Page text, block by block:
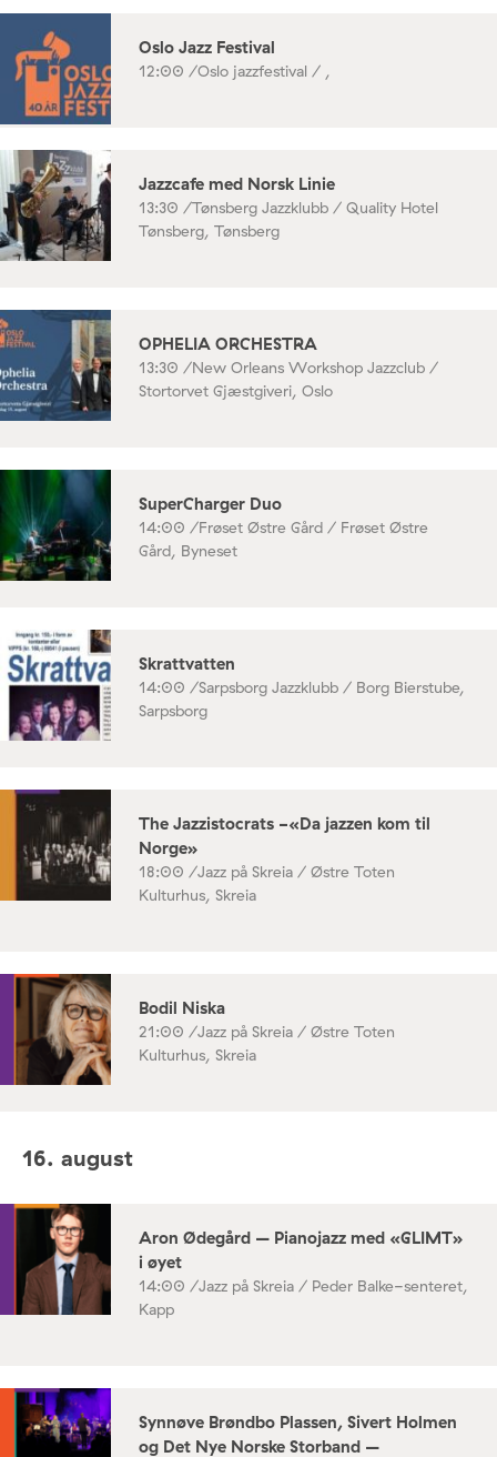
Oslo Jazz Festival
12:00 /Oslo jazzfestival / ,
Jazzcafe med Norsk Linie
13:30 /Tønsberg Jazzklubb / Quality Hotel
Tønsberg, Tønsberg
OPHELIA ORCHESTRA
13:30 /New Orleans Workshop Jazzclub /
Stortorvet Gjæstgiveri, Oslo
SuperCharger Duo
14:00 /Frøset Østre Gård / Frøset Østre
Gård, Byneset
Skrattvatten
14:00 /Sarpsborg Jazzklubb / Borg Bierstube,
Sarpsborg
The Jazzistocrats -«Da jazzen kom til
Norge»
18:00 /Jazz på Skreia / Østre Toten
Kulturhus, Skreia
Bodil Niska
21:00 /Jazz på Skreia / Østre Toten
Kulturhus, Skreia
16. august
Aron Ødegård – Pianojazz med «GLIMT»
i øyet
14:00 /Jazz på Skreia / Peder Balke-senteret,
Kapp
Synnøve Brøndbo Plassen, Sivert Holmen
og Det Nye Norske Storband –